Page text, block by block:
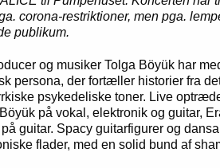
corona-restriktioner, men pga.
publikum.
og musiker Tolga Böyük har
persona, der fortæller historier fra
psykedeliske toner. Live
på vokal, elektronik og guitar,
guitar. Spacy guitarfigurer og
flader, med en solid bund af